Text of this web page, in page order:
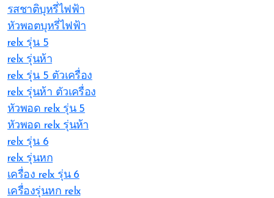
รสชาติบุหรี่ไฟฟ้า
หัวพอตบุหรี่ไฟฟ้า
relx รุ่น 5
relx รุ่นห้า
relx รุ่น 5 ตัวเครื่อง
relx รุ่นห้า ตัวเครื่อง
หัวพอด relx รุ่น 5
หัวพอด relx รุ่นห้า
relx รุ่น 6
relx รุ่นหก
เครื่อง relx รุ่น 6
เครื่องรุ่นหก relx